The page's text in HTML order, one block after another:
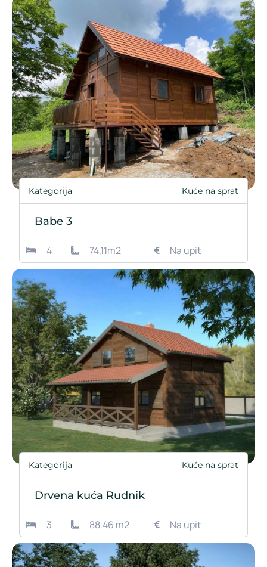
Kategorija Kuće na sprat
Babe 3
4 74,11m2 Na upit
Kategorija Kuće na sprat
Drvena kuća Rudnik
3 88.46 m2 Na upit